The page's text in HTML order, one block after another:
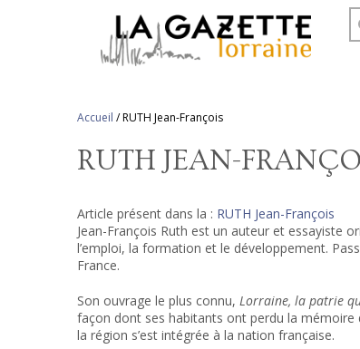
Accueil /RUTH Jean-François
RUTH JEAN-
Article présent dans la : RUTH Jean-François
Jean-François Ruth est un auteur et essayiste
l’emploi, la formation et le développement.
France.
Son ouvrage le plus connu, Lorraine, la patrie
façon dont ses habitants ont perdu la
la région s’est intégrée à la nation française.